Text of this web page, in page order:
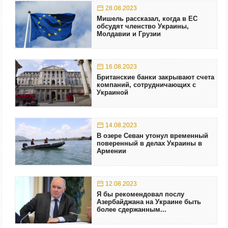
28.08.2023
Мишель рассказал, когда в ЕС
обсудят членство Украины,
Молдавии и Грузии
16.08.2023
Британские банки закрывают счета
компаний, сотрудничающих с
Украиной
14.08.2023
В озере Севан утонул временный
поверенный в делах Украины в
Армении
12.08.2023
Я бы рекомендовал послу
Азербайджана на Украине быть
более сдержанным...